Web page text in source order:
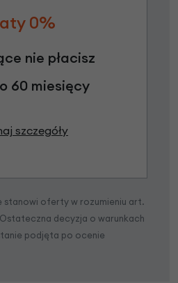
0%
nie płacisz
60 miesięcy
szczegóły
stanowi oferty w rozumieniu art.
decyzja o warunkach
podjęta po ocenie